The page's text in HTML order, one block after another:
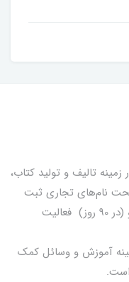
تالیف و تولید کتاب،
نام‌های تجاری ثبت
شده (نصرت Nosrat) و (بهیاد Behyad) و (در 90 روز) فعالیت
آموزش و وسائل کمک
است.